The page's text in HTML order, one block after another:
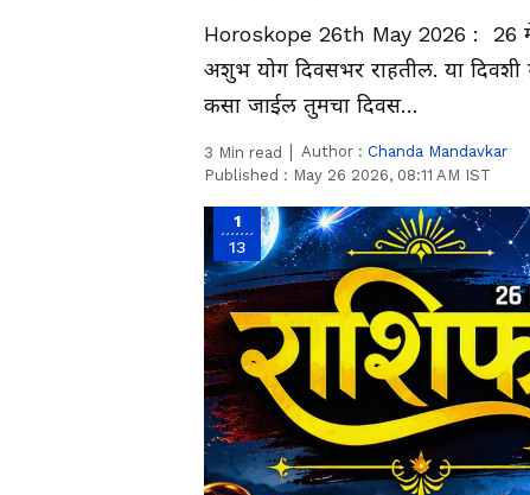
Horoskope 26th May 2026 : 26
अशुभ योग दिवसभर राहतील. या दिवशी
कसा जाईल तुमचा दिवस…
3 Min read Author : Chanda Mandavkar
Published : May 26 2026, 08:11 AM IST
1
13